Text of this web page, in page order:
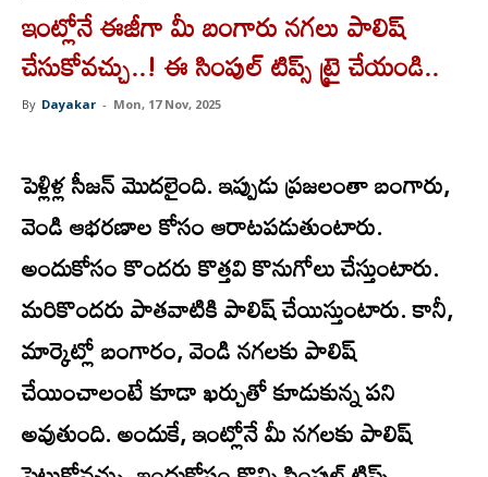
ఇంట్లోనే ఈజీగా మీ బంగారు నగలు పాలిష్
చేసుకోవచ్చు..! ఈ సింపుల్‌ టిప్స్‌ ట్రై చేయండి..
By Dayakar - Mon, 17 Nov, 2025
పెళ్లిళ్ల సీజన్‌ మొదలైంది. ఇప్పుడు ప్రజలంతా బంగారు,
వెండి ఆభరణాల కోసం ఆరాటపడుతుంటారు.
అందుకోసం కొందరు కొత్తవి కొనుగోలు చేస్తుంటారు.
మరికొందరు పాతవాటికి పాలిష్ చేయిస్తుంటారు. కానీ,
మార్కెట్లో బంగారం, వెండి నగలకు పాలిష్‌
చేయించాలంటే కూడా ఖర్చుతో కూడుకున్న పని
అవుతుంది. అందుకే, ఇంట్లోనే మీ నగలకు పాలిష్‌